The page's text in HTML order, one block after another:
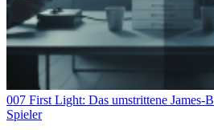
007 First Light: Das umstrittene James-
Spieler